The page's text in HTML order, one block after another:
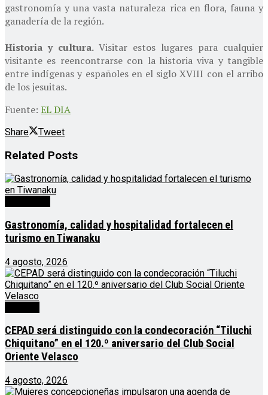
gastronomía y una vasta naturaleza rica en flora, fauna y
ganadería de la región.
Historia y cultura. Visitar estos lugares para cualquier
visitante es reencontrarse con la historia viva y tangible
entre indígenas y españoles en el siglo XVIII con el arribo
de los jesuitas.
Fuente: EL DIA
Share Tweet
Related Posts
Gastronomía, calidad y hospitalidad fortalecen el
turismo en Tiwanaku
4 agosto, 2026
CEPAD será distinguido con la condecoración “Tiluchi
Chiquitano” en el 120.º aniversario del Club Social
Oriente Velasco
4 agosto, 2026